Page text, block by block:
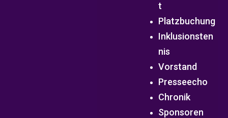
t
Platzbuchung
Inklusionsten
nis
Vorstand
Presseecho
Chronik
Sponsoren